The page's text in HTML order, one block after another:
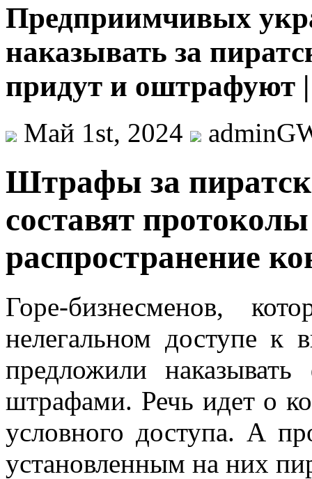
Предприимчивых
наказывать за
придут и оштрафуют
Май 1st, 2024
Штрaфы зa
сoстaвят
распространение
Горе-бизнесменов,
нелегальном доступе к
предложили
штрафами. Речь идет о
условного доступа. А
установленным на них